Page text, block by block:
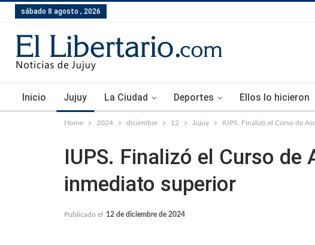
sábado 8 agosto , 2026
Inicio Jujuy La Ciudad Deportes Ellos lo hicieron
Home 2024 diciembre 12 Jujuy IUPS. Finalizó el Curso de
IUPS. Finalizó el Curso de
inmediato superior
Publicado el 12 de diciembre de 2024